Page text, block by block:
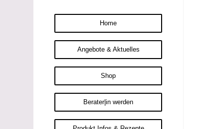
Home
Angebote & Aktuelles
Shop
Berater|in werden